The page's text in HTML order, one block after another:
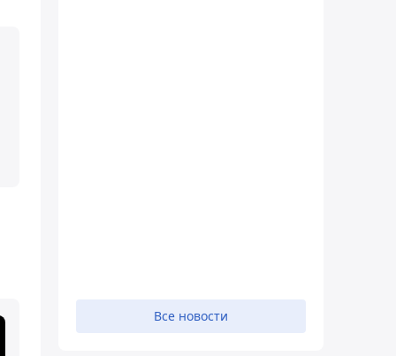
Все новости